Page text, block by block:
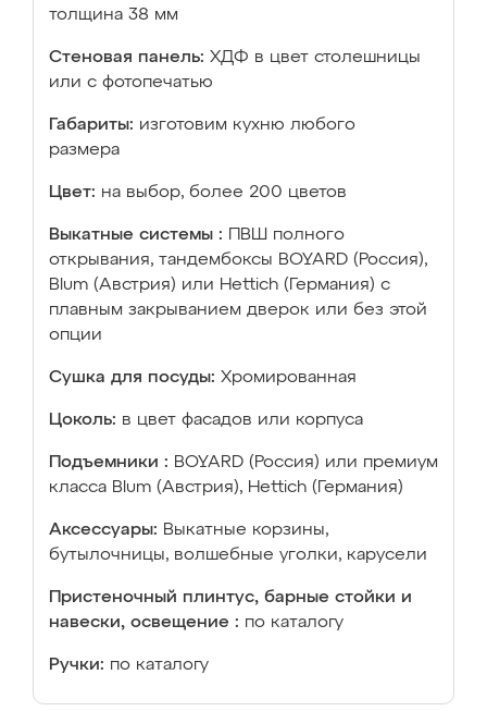
толщина 38 мм
Стеновая панель: ХДФ в цвет столешницы
или с фотопечатью
Габариты: изготовим кухню любого
размера
Цвет: на выбор, более 200 цветов
Выкатные системы :
ПВШ полного
открывания, тандембоксы BOYARD (Россия),
Blum (Австрия) или Hettich (Германия) с
плавным закрыванием дверок или без этой
опции
Сушка для посуды: Хромированная
Цоколь: в цвет фасадов или корпуса
Подъемники : BOYARD (Россия) или премиум
класса Blum (Австрия), Hettich (Германия)
Аксессуары: Выкатные корзины,
бутылочницы, волшебные уголки, карусели
Пристеночный плинтус, барные стойки и
навески, освещение : по каталогу
Ручки: по каталогу